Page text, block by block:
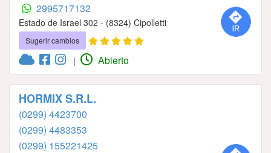
2995717132
Estado de Israel 302 - (8324) Cipolletti
Sugerir cambios
| Abierto
HORMIX S.R.L.
(0299) 4423700
(0299) 4483353
(0299) 155221425